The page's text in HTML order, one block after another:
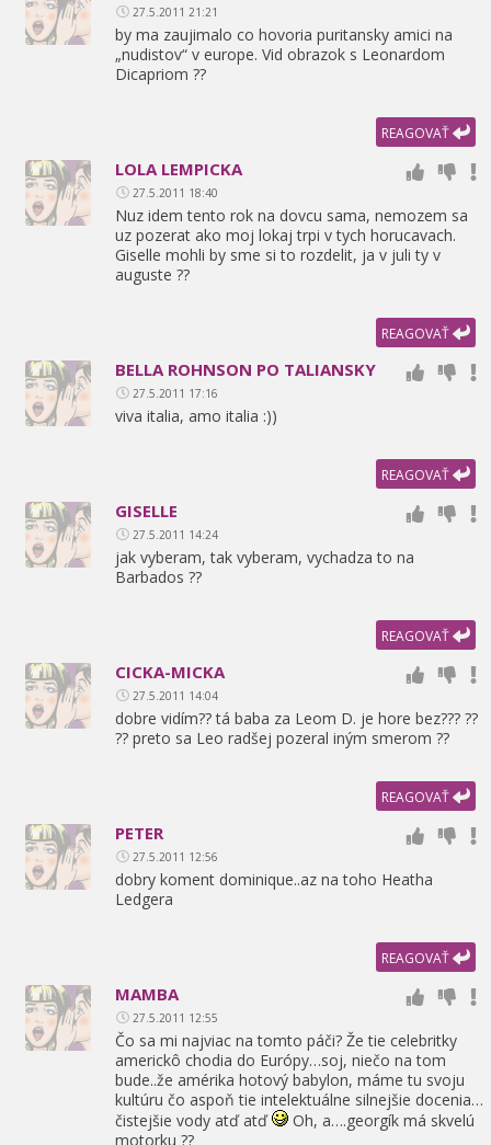
27.5.2011 21:21
by ma zaujimalo co hovoria puritansky amici na
„nudistov“ v europe. Vid obrazok s Leonardom
Dicapriom ??
REAGOVAŤ
LOLA LEMPICKA
27.5.2011 18:40
Nuz idem tento rok na dovcu sama, nemozem sa
uz pozerat ako moj lokaj trpi v tych horucavach.
Giselle mohli by sme si to rozdelit, ja v juli ty v
auguste ??
REAGOVAŤ
BELLA ROHNSON PO TALIANSKY
27.5.2011 17:16
viva italia, amo italia :))
REAGOVAŤ
GISELLE
27.5.2011 14:24
jak vyberam, tak vyberam, vychadza to na
Barbados ??
REAGOVAŤ
CICKA-MICKA
27.5.2011 14:04
dobre vidím?? tá baba za Leom D. je hore bez??? ??
?? preto sa Leo radšej pozeral iným smerom ??
REAGOVAŤ
PETER
27.5.2011 12:56
dobry koment dominique..az na toho Heatha
Ledgera
REAGOVAŤ
MAMBA
27.5.2011 12:55
Čo sa mi najviac na tomto páči? Že tie celebritky
americkô chodia do Európy…soj, niečo na tom
bude..že amérika hotový babylon, máme tu svoju
kultúru čo aspoň tie intelektuálne silnejšie docenia…
čistejšie vody atď atď
Oh, a….georgík má skvelú
motorku ??